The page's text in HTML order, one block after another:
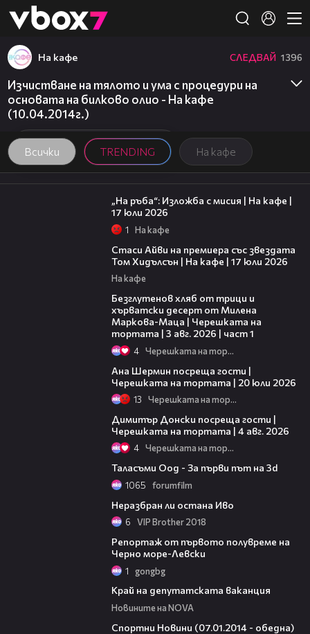
👾
Всички TRENDING На кафе
На кафе СЛЕДВАЙ 1396
Изчистване на тялото и ума с процедури на
основата на билково олио - На кафе
(10.04.2014г.)
09:09
„На ръба“: Изложба с мисия | На кафе |
17 юли 2026
1 На кафе
Стаси Айви на премиера със звездата
Том Хидълсън | На кафе | 17 юли 2026
На кафе
Безглутенов хляб от трици и
хърватски десерт от Милена
Маркова-Маца | Черешката на
тортата | 3 авг. 2026 | част 1
4 Черешката на тортата
Ана Шермин посреща гости |
Черешката на тортата | 20 юли 2026
13 Черешката на тортата
Димитър Донски посреща гости |
Черешката на тортата | 4 авг. 2026
4 Черешката на тортата
Таласъми Оод - За първи път на 3d
1065 forumfilm
Неразбран ли остана Иво
6 VIP Brother 2018
Репортаж от първото полувреме на
Черно море-Левски
1 gongbg
Край на депутатската ваканция
Новините на NOVA
Спортни Новини (07.01.2014 - обедна)